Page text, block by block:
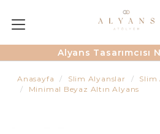
Alyans Tasarımcısı
Anasayfa Slim Alyanslar
Slim
Minimal Beyaz Altın Alyans